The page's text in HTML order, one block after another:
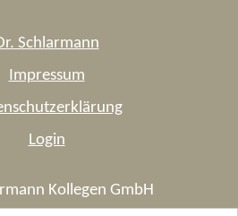
Schlarmann
Impressum
Login
Kollegen GmbH